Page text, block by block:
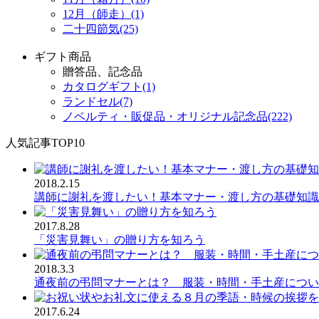
12月（師走）(1)
二十四節気(25)
ギフト商品
贈答品、記念品
カタログギフト(1)
ランドセル(7)
ノベルティ・販促品・オリジナル記念品(222)
人気記事TOP10
2018.2.15
講師に謝礼を渡したい！基本マナー・渡し方の基礎知識
2017.8.28
「災害見舞い」の贈り方を知ろう
2018.3.3
通夜前の弔問マナーとは？ 服装・時間・手土産につ
2017.6.24